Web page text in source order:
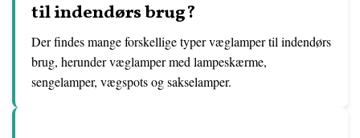
til indendørs brug?
Der findes mange forskellige typer væglamper til indendørs
brug, herunder væglamper med lampeskærme,
sengelamper, vægspots og sakselamper.